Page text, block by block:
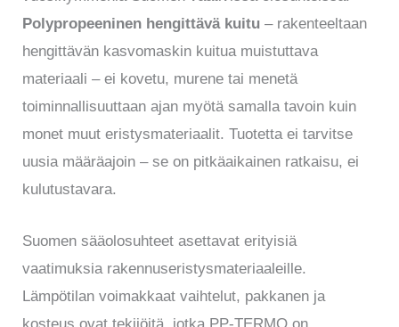
Polypropeeninen hengittävä kuitu – rakenteeltaan
hengittävän kasvomaskin kuitua muistuttava
materiaali – ei kovetu, murene tai menetä
toiminnallisuuttaan ajan myötä samalla tavoin kuin
monet muut eristysmateriaalit. Tuotetta ei tarvitse
uusia määräajoin – se on pitkäaikainen ratkaisu, ei
kulutustavara.
Suomen sääolosuhteet asettavat erityisiä
vaatimuksia rakennuseristysmateriaaleille.
Lämpötilan voimakkaat vaihtelut, pakkanen ja